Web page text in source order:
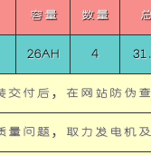
所
的
容量 数量
26AH 4
交付后，在网站防
量问题，取力发电机